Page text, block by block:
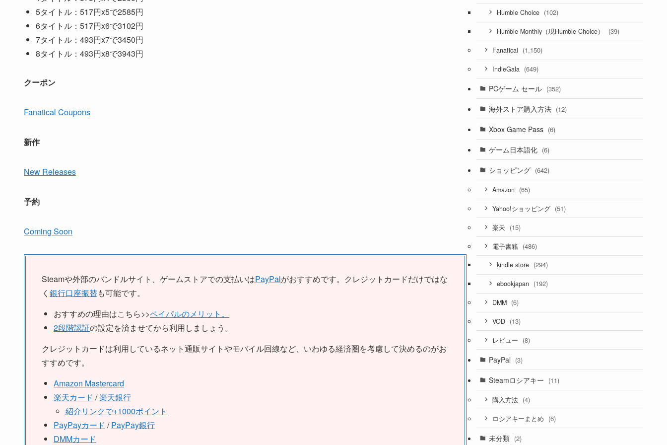
5タイトル：517円x5で2585円
6タイトル：517円x6で3102円
7タイトル：493円x7で3450円
8タイトル：493円x8で3943円
クーポン
Fanatical Coupons
新作
New Releases
予約
Coming Soon
Steamや外部のバンドルサイト、ゲームストアでの支払いはPayPalがおすすめです。クレジットカードだけではな
く 銀行口座振替も可能です。
おすすめの理由はこちら>>ペイパルのメリット。
2段階認証の設定を済ませてから利用しましょう。
クレジットカードは利用しているネット通販サイトやモバイル回線など、いわゆる経済圏を考慮して決めるのがお
すすめです。
Amazon Mastercard
楽天カード /楽天銀行
紹介リンクで+1000ポイント
PayPayカード /PayPay銀行
DMMカード
Humble Choice (102)
Humble Monthly（現Humble Choice） (39)
Fanatical (1,150)
IndieGala (649)
PCゲーム セール (352)
海外ストア購入方法 (12)
Xbox Game Pass (6)
ゲーム日本語化 (6)
ショッピング (642)
Amazon (65)
Yahoo!ショッピング (51)
楽天 (15)
電子書籍 (486)
kindle store (294)
ebookjapan (192)
DMM (6)
VOD (13)
レビュー (8)
PayPal (3)
Steamロシアキー (11)
購入方法 (4)
ロシアキーまとめ (6)
未分類 (2)